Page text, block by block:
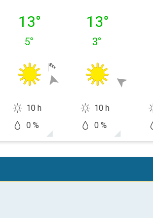
sobota, 08.08
13°
5°
10 h
0 %
niedziela, 09.08
13°
3°
10 h
0 %